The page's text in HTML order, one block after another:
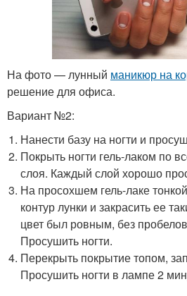
На фото — лунный маникюр на
решение для офиса.
Вариант №2:
Нанести базу на ногти и
Покрыть ногти гель-лаком по
слоя. Каждый слой хорошо
На просохшем гель-лаке
контур лунки и закрасить ее
цвет был ровным, без
Просушить ногти.
Перекрыть покрытие топом,
Просушить ногти в лампе 2